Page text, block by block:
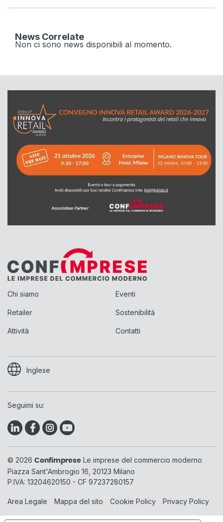
News Correlate
Non ci sono news disponibili al momento.
Chi siamo
Retailer
Attività
Eventi
Sostenibilità
Contatti
Inglese
Seguimi su:
© 2026 Confimprese Le imprese del commercio moderno
Piazza Sant'Ambrogio 16, 20123 Milano
P.IVA: 13204620150 - CF 97237280157
Area Legale Mappa del sito Cookie Policy Privacy Policy